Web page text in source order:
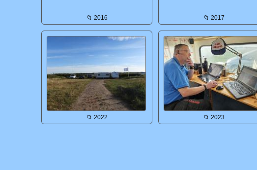
📁 2016 📁 2017
📁 2022 📁 2023